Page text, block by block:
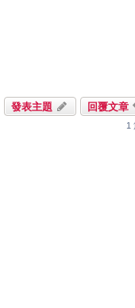
發表主題 回覆文章
1